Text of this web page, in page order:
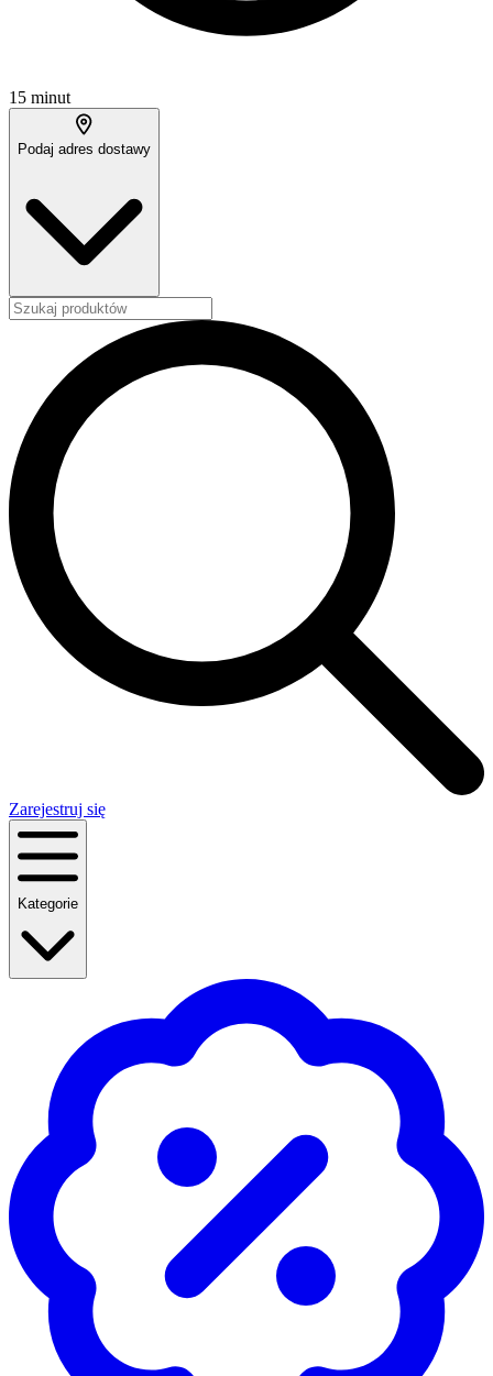
15 minut
Podaj adres dostawy
Zarejestruj się
Kategorie